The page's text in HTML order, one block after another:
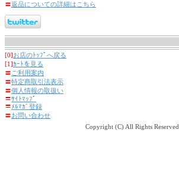
〓返品についての詳細はこちら
[0]お店のﾄｯﾌﾟへ戻る
[1]ｶｰﾄを見る
〓 ご利用案内
〓特定商取引法表示
〓個人情報の取扱い
〓ｻｲﾄﾏｯﾌﾟ
〓ﾒﾙﾏｶﾞ登録
〓お問い合わせ
Copyright (C) All Rights Reserved.